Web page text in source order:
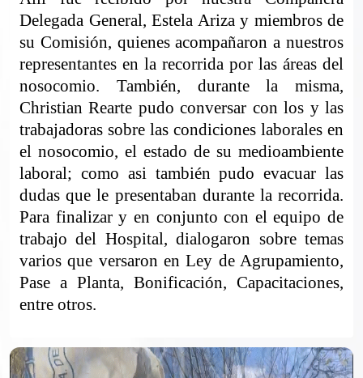
Delegada General, Estela Ariza y miembros de
su Comisión, quienes acompañaron a nuestros
representantes en la recorrida por las áreas del
nosocomio. También, durante la misma,
Christian Rearte pudo conversar con los y las
trabajadoras sobre las condiciones laborales en
el nosocomio, el estado de su medioambiente
laboral; como asi también pudo evacuar las
dudas que le presentaban durante la recorrida.
Para finalizar y en conjunto con el equipo de
trabajo del Hospital, dialogaron sobre temas
varios que versaron en Ley de Agrupamiento,
Pase a Planta, Bonificación, Capacitaciones,
entre otros.